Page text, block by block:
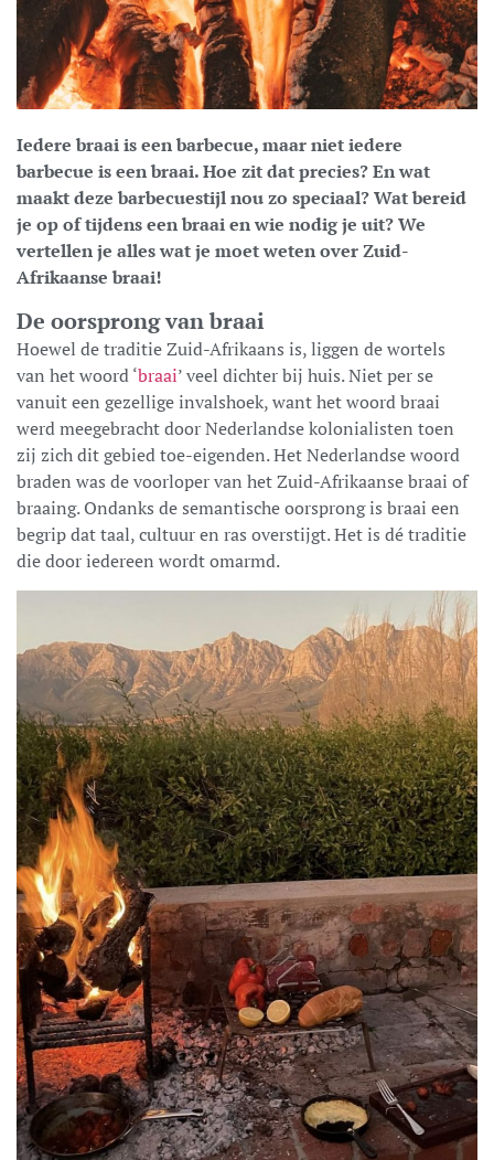
Iedere braai is een barbecue, maar niet iedere
barbecue is een braai. Hoe zit dat precies? En wat
maakt deze barbecuestijl nou zo speciaal? Wat bereid
je op of tijdens een braai en wie nodig je uit? We
vertellen je alles wat je moet weten over Zuid-
Afrikaanse braai!
De oorsprong van braai
Hoewel de traditie Zuid-Afrikaans is, liggen de wortels
van het woord ‘braai’ veel dichter bij huis. Niet per se
vanuit een gezellige invalshoek, want het woord braai
werd meegebracht door Nederlandse kolonialisten toen
zij zich dit gebied toe-eigenden. Het Nederlandse woord
braden was de voorloper van het Zuid-Afrikaanse braai of
braaing. Ondanks de semantische oorsprong is braai een
begrip dat taal, cultuur en ras overstijgt. Het is dé traditie
die door iedereen wordt omarmd.